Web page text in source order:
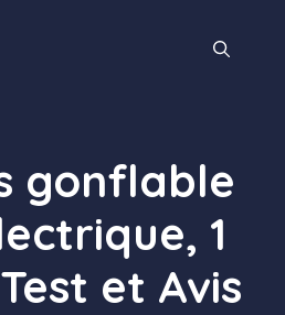
gonflable
1
et Avis